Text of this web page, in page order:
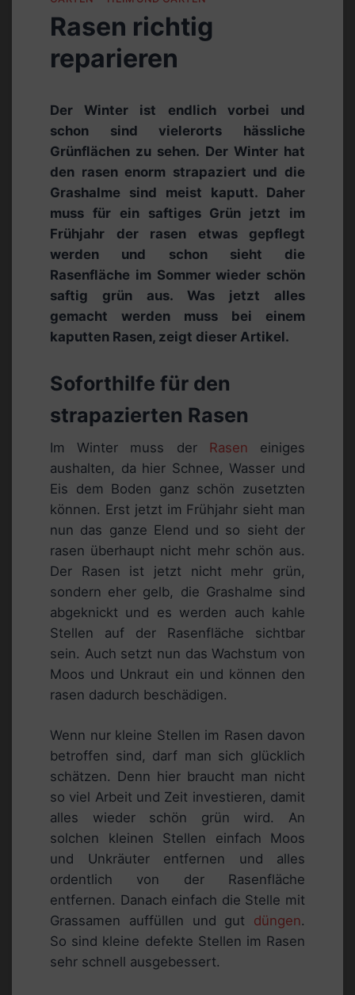
Rasen richtig
reparieren
Der Winter ist endlich vorbei und
schon sind vielerorts hässliche
Grünflächen zu sehen. Der Winter hat
den rasen enorm strapaziert und die
Grashalme sind meist kaputt. Daher
muss für ein saftiges Grün jetzt im
Frühjahr der rasen etwas gepflegt
werden und schon sieht die
Rasenfläche im Sommer wieder schön
saftig grün aus. Was jetzt alles
gemacht werden muss bei einem
kaputten Rasen, zeigt dieser Artikel.
Soforthilfe für den
strapazierten Rasen
Im Winter muss der Rasen einiges
aushalten, da hier Schnee, Wasser und
Eis dem Boden ganz schön zusetzten
können. Erst jetzt im Frühjahr sieht man
nun das ganze Elend und so sieht der
rasen überhaupt nicht mehr schön aus.
Der Rasen ist jetzt nicht mehr grün,
sondern eher gelb, die Grashalme sind
abgeknickt und es werden auch kahle
Stellen auf der Rasenfläche sichtbar
sein. Auch setzt nun das Wachstum von
Moos und Unkraut ein und können den
rasen dadurch beschädigen.
Wenn nur kleine Stellen im Rasen davon
betroffen sind, darf man sich glücklich
schätzen. Denn hier braucht man nicht
so viel Arbeit und Zeit investieren, damit
alles wieder schön grün wird. An
solchen kleinen Stellen einfach Moos
und Unkräuter entfernen und alles
ordentlich von der Rasenfläche
entfernen. Danach einfach die Stelle mit
Grassamen auffüllen und gut düngen.
So sind kleine defekte Stellen im Rasen
sehr schnell ausgebessert.